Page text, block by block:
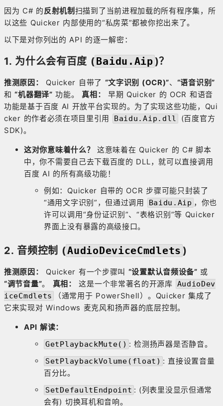
因为 C# 的反射机制 扫描到了当前进程加载的所有程序集，所
以这些 Quicker 内部使用的“私房菜”都被你挖出来了。
以下是对你列出的 API 的逐一解密：
1. 为什么会有百度 (Baidu.Aip)？
推测原因： Quicker 自带了 “文字识别 (OCR)”、 “语音识别”
和“机器翻译” 功能。真相：
早期 Quicker 的 OCR 和语音
功能是基于百度 AI 开放平台实现的。为了实现这些功能，Qui
cker 的作者必须在项目里引用
Baidu.Aip.dll
(百度官方
SDK)。
这对你意味着什么？
这意味着在 Quicker 的 C# 脚本
中，你不需要自己去下载百度的 DLL，就可以直接调用
百度 AI 的所有高级功能！
例如：Quicker 自带的 OCR 步骤可能只封装了
“通用文字识别”，但通过调用
Baidu.Aip ，你也
许可以调用“身份证识别”、“表格识别”等 Quicker
界面上没有暴露的高级接口。
2. 音频控制 (AudioDeviceCmdlets )
推测原因： Quicker 有一个步骤叫 “设置默认音频设备” 或
“调节音量”。 真相： 这是一个非常著名的开源库 AudioDev
iceCmdlets
（通常用于 PowerShell）。Quicker 集成了
它来实现对 Windows 麦克风和扬声器的底层控制。
API 解读：
GetPlaybackMute() : 检测扬声器是否静音。
SetPlaybackVolume(float) : 直接设置音量
百分比。
SetDefaultEndpoint : (列表里没显示但通常
会有) 切换耳机和音响。